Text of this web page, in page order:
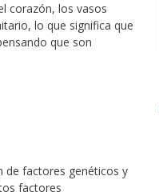
corazón, los vasos
lo que significa que
que son
de factores genéticos y
factores